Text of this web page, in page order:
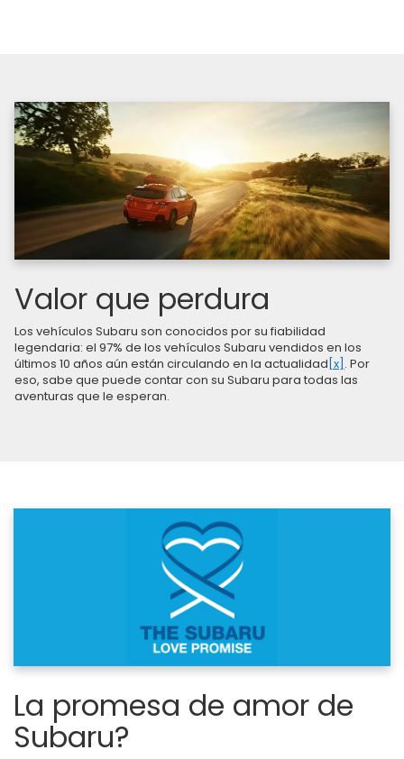
Valor que perdura
Los vehículos Subaru son conocidos por su fiabilidad
legendaria: el 97% de los vehículos Subaru vendidos en los
últimos 10 años aún están circulando en la actualidad [x] . Por
eso, sabe que puede contar con su Subaru para todas las
aventuras que le esperan.
La promesa de amor de
Subaru?